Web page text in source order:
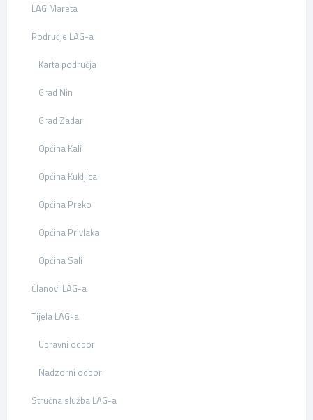
LAG Mareta
Područje LAG-a
Karta područja
Grad Nin
Grad Zadar
Općina Kali
Općina Kukljica
Općina Preko
Općina Privlaka
Općina Sali
Članovi LAG-a
Tijela LAG-a
Upravni odbor
Nadzorni odbor
Stručna služba LAG-a